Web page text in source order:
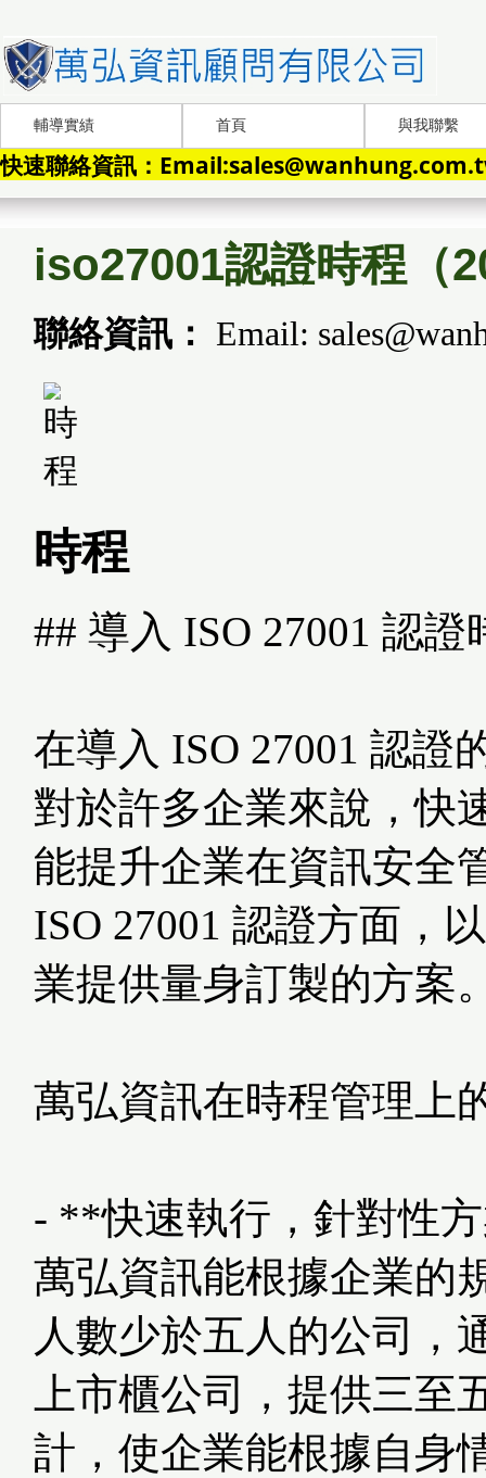
輔導實績 首頁 與我聯繫
快速聯絡資訊：
iso27001認證時程（
聯絡資訊： Email:
時程
## 導入 ISO 27001 認
在導入 ISO 27001 認證
對於許多企業來說，快
能提升企業在資訊安全
ISO 27001 認證方面，
業提供量身訂製的方案
萬弘資訊在時程管理上
- **快速執行，針對性
萬弘資訊能根據企業的
人數少於五人的公司，
上市櫃公司，提供三
計，使企業能根據自身